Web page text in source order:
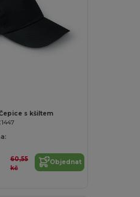
s kšiltem
60,55
kč
Objednat